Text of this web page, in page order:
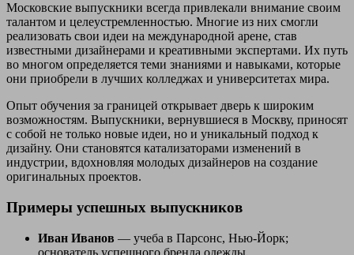
Московские выпускники всегда привлекали внимание своим
талантом и целеустремленностью. Многие из них смогли
реализовать свои идеи на международной арене, став
известными дизайнерами и креативными экспертами. Их путь
во многом определяется теми знаниями и навыками, которые
они приобрели в лучших колледжах и университетах мира.
Опыт обучения за границей открывает дверь к широким
возможностям. Выпускники, вернувшиеся в Москву, приносят
с собой не только новые идеи, но и уникальный подход к
дизайну. Они становятся катализаторами изменений в
индустрии, вдохновляя молодых дизайнеров на создание
оригинальных проектов.
Примеры успешных выпускников
Иван Иванов — учеба в Парсонс, Нью-Йорк;
основатель успешного бренда одежды.